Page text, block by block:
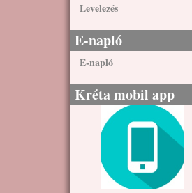
Levelezés
E-napló
E-napló
Kréta mobil app